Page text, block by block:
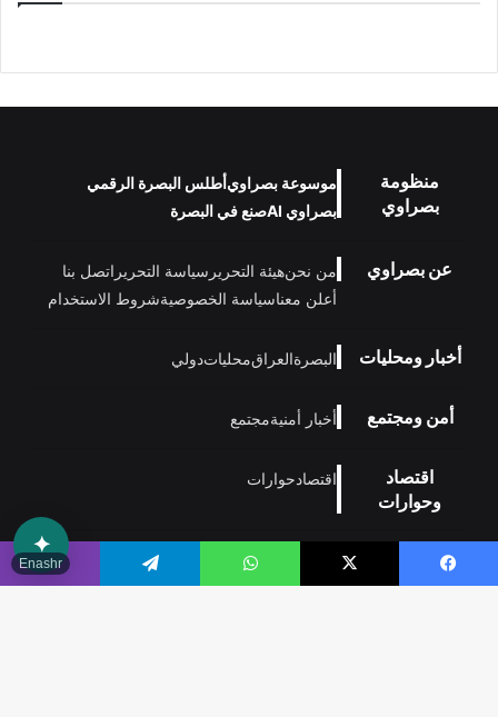
منظومة
بصراوي
موسوعة بصراويأطلس البصرة الرقمي
بصراوي AI
صنع في البصرة
عن بصراوي من نحنهيئة التحرير سياسة التحرير اتصل بنا
أعلن معناسياسة الخصوصيةشروط الاستخدام
أخبار ومحليات البصرةالعراقمحلياتدولي
أمن ومجتمع أخبار أمنيةمجتمع
اقتصاد
وحوارات
اقتصادحوارات
رياضة عراقية
فيسبوك ‫X واتساب تيلقرام ڤايبر
✦
Enashr